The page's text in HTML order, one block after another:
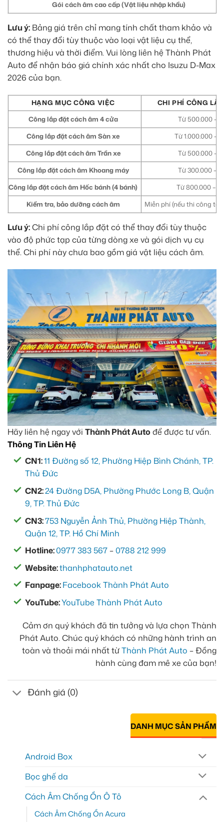
Gói cách âm cao cấp (Vật liệu nhập khẩu)
Lưu ý: Bảng giá trên chỉ mang tính chất tham khảo và
có thể thay đổi tùy thuộc vào loại vật liệu cụ thể,
thương hiệu và thời điểm. Vui lòng liên hệ Thành Phát
Auto để nhận báo giá chính xác nhất cho Isuzu D-Max
2026 của bạn.
HẠNG MỤC CÔNG VIỆC
CHI PHÍ CÔNG
Công lắp đặt cách âm 4 cửa
Từ 500.000 –
Công lắp đặt cách âm Sàn xe
Từ 1.000.000 –
Công lắp đặt cách âm Trần xe
Từ 500.000 –
Công lắp đặt cách âm Khoang máy
Từ 300.000 –
Công lắp đặt cách âm Hốc bánh (4 bánh)
Từ 800.000 –
Kiểm tra, bảo dưỡng cách âm
Miễn phí (nếu thi công
Lưu ý:Chi phí công lắp đặt có thể thay đổi tùy thuộc
vào độ phức tạp của từng dòng xe và gói dịch vụ cụ
thể. Chi phí này chưa bao gồm giá vật liệu cách âm.
Hãy liên hệ ngay với Thành Phát Auto để được tư vấn.
Thông Tin Liên Hệ
CN1:11 Đường số 12, Phường Hiệp Bình Chánh, TP.
Thủ Đức
CN2:24 Đường D5A, Phường Phước Long B, Quận
9, TP. Thủ Đức
CN3:753 Nguyễn Ảnh Thủ, Phường Hiệp Thành,
Quận 12, TP. Hồ Chí Minh
Hotline:0977 383 567 –0788 212 999
Website:thanhphatauto.net
Fanpage:Facebook Thành Phát Auto
YouTube:YouTube Thành Phát Auto
Cảm ơn quý khách đã tin tưởng và lựa chọn Thành
Phát Auto. Chúc quý khách có những hành trình an
toàn và thoải mái nhất từThành Phát Auto – Đồng
hành cùng đam mê xe của bạn!
Đánh giá (0)
DANH MỤC SẢN PHẨM
Android Box
Bọc ghế da
Cách Âm Chống Ồn Ô Tô
Cách Âm Chống Ồn Acura